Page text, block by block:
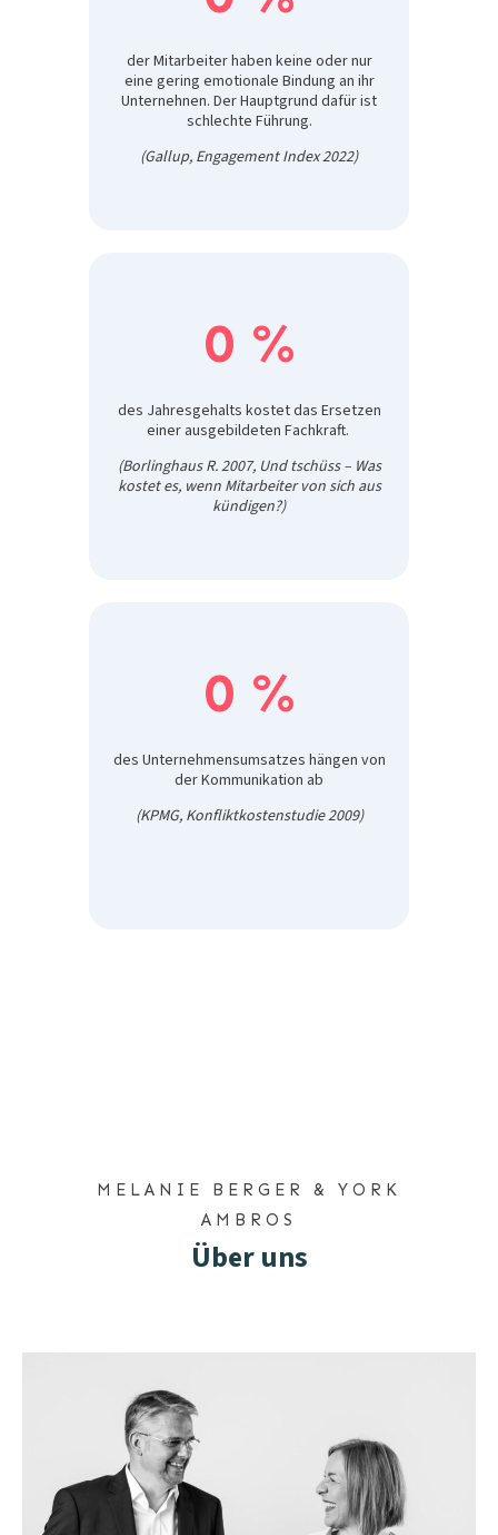
der Mitarbeiter haben keine oder nur
eine gering emotionale Bindung an ihr
Unternehnen. Der Hauptgrund dafür ist
schlechte Führung.
(Gallup, Engagement Index 2022)
0 %
des Jahresgehalts kostet das Ersetzen
einer ausgebildeten Fachkraft.
(Borlinghaus R. 2007, Und tschüss – Was
kostet es, wenn Mitarbeiter von sich aus
kündigen?)
0 %
des Unternehmensumsatzes hängen von
der Kommunikation ab
(KPMG, Konfliktkostenstudie 2009)
MELANIE BERGER & YORK
AMBROS
Über uns